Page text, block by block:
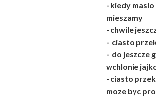
- kiedy
mieszamy
- chwile
- ciasto
- do jeszcze
wchlonie
- ciasto
moze byc